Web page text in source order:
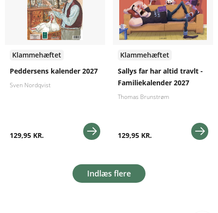
Klammehæftet
Peddersens kalender 2027
Sven Nordqvist
129,95 KR.
Klammehæftet
Sallys far har altid travlt -
Familiekalender 2027
Thomas Brunstrøm
129,95 KR.
Indlæs flere